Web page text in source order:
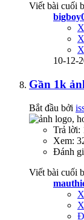
Viết bài cuối
10-12-
Gần 1k
Bắt đầu bởi
Trả lời:
Xem:
Đánh
Viết bài cuối